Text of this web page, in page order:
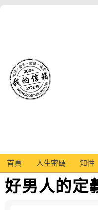
首頁 人生密碼 知性
好男人的定